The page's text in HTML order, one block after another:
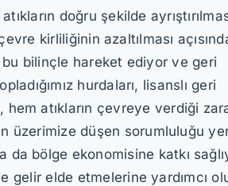
doğru şekilde
kirliliğinin azaltılması
bu bilinçle hareket ediyor ve geri
hurdaları, lisanslı geri
atıkların çevreye verdiği
üzerimize düşen sorumluluğu
bölge ekonomisine katkı
gelir elde etmelerine yardımcı